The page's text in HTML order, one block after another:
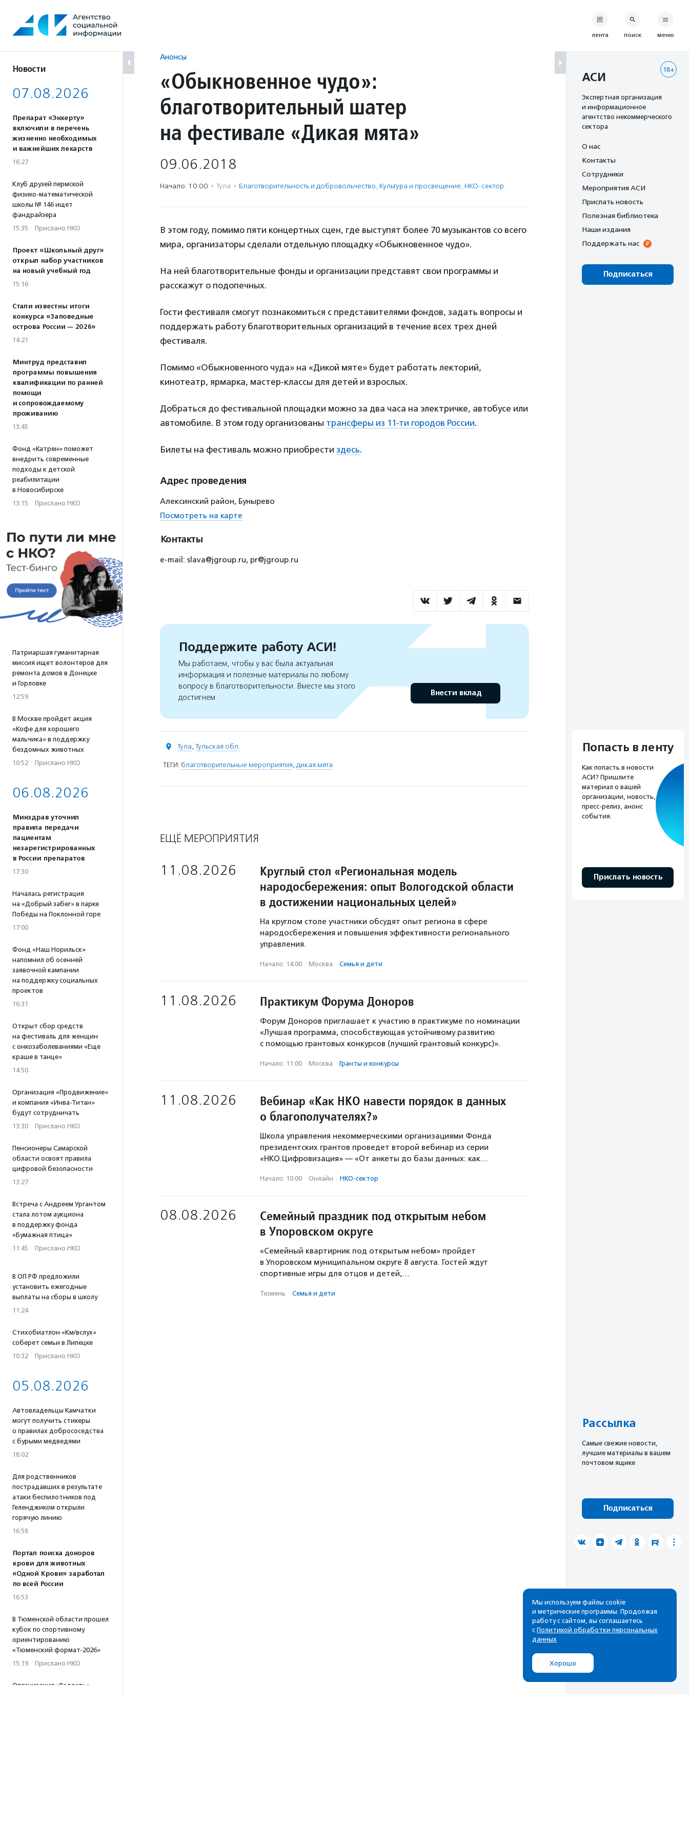
содержанию
Новости
07.08.2026
Препарат «Энхерту»
включили в перечень
жизненно необходимых
и важнейших лекарств
16:27
Клуб друзей пермской
физико-математической
школы № 146 ищет
фандрайзера
15:35 · Прислано НКО
Проект «Школьный друг»
открыл набор участников
на новый учебный год
15:16
Стали известны итоги
конкурса «Заповедные
острова России — 2026»
14:21
Минтруд представил
программы повышения
квалификации по ранней
помощи
и сопровождаемому
проживанию
13:45
Фонд «Катрен» поможет
внедрить современные
подходы к детской
реабилитации
в Новосибирске
13:15 · Прислано НКО
Патриаршая гуманитарная
миссия ищет волонтеров для
ремонта домов в Донецке
и Горловке
12:59
В Москве пройдет акция
«Кофе для хорошего
мальчика» в поддержку
бездомных животных
10:52 · Прислано НКО
06.08.2026
Минздрав уточнил
правила передачи
пациентам
незарегистрированных
в России препаратов
17:30
Началась регистрация
на «Добрый забег» в парке
Победы на Поклонной горе
17:00
Фонд «Наш Норильск»
напомнил об осенней
заявочной кампании
на поддержку социальных
проектов
16:31
Открыт сбор средств
на фестиваль для женщин
с онкозаболеваниями «Еще
краше в танце»
14:50
Организация «Продвижение»
и компания «Инва-Титан»
будут сотрудничать
13:30 · Прислано НКО
Пенсионеры Самарской
области освоят правила
цифровой безопасности
13:27
Встреча с Андреем Ургантом
стала лотом аукциона
в поддержку фонда
«Бумажная птица»
11:45 · Прислано НКО
В ОП РФ предложили
установить ежегодные
выплаты на сборы в школу
11:24
Стихобиатлон «Км/вслух»
соберет семьи в Липецке
10:32 · Прислано НКО
05.08.2026
Автовладельцы Камчатки
могут получить стикеры
о правилах добрососедства
с бурыми медведями
18:02
Для родственников
пострадавших в результате
атаки беспилотников под
Геленджиком открыли
горячую линию
16:58
Портал поиска доноров
крови для животных
«Одной Крови» заработал
по всей России
16:53
В Тюменской области прошел
кубок по спортивному
ориентированию
«Тюменский формат-2026»
15:19 · Прислано НКО
Организация «Радость»
Анонсы
«Обыкновенное чудо»:
благотворительный шатер
на фестивале «Дикая мята»
09.06.2018
Начало: 10:00 · Тула · Благотвори­тель­ность и доброволь­чест­во, Культура и просвещение, НКО-сектор
В этом году, помимо пяти концертных сцен, где выступят более 70 музыкантов со всего
мира, организаторы сделали отдельную площадку «Обыкновенное чудо».
На ней благотворительные фонды и организации представят свои программы и
расскажут о подопечных.
Гости фестиваля смогут познакомиться с представителями фондов, задать вопросы и
поддержать работу благотворительных организаций в течение всех трех дней
фестиваля.
Помимо «Обыкновенного чуда» на «Дикой мяте» будет работать лекторий,
кинотеатр, ярмарка, мастер-классы для детей и взрослых.
Добраться до фестивальной площадки можно за два часа на электричке, автобусе или
автомобиле. В этом году организованы трансферы из 11-ти городов России.
Билеты на фестиваль можно приобрести здесь.
Адрес проведения
Алексинский район, Бунырево
Посмотреть на карте
Контакты
e-mail: slava@jgroup.ru, pr@jgroup.ru
Поддержите работу АСИ!
Мы работаем, чтобы у вас была актуальная
информация и полезные материалы по любому
вопросу в благотворительности. Вместе мы этого
достигнем
Внести вклад
Тула, Тульская обл.
ТЕГИ: благотворительные мероприятия, дикая мята
ЕЩЁ МЕРОПРИЯТИЯ
11.08.2026
Круглый стол «Региональная модель
народосбережения: опыт Вологодской области
в достижении национальных целей»
На круглом столе участники обсудят опыт региона в сфере
народосбережения и повышения эффективности регионального
управления.
Начало: 14:00 · Москва · Семья и дети
11.08.2026 Практикум Форума Доноров
Форум Доноров приглашает к участию в практикуме по номинации
«Лучшая программа, способствующая устойчивому развитию
с помощью грантовых конкурсов (лучший грантовый конкурс)».
Начало: 11:00 · Москва · Гранты и конкурсы
11.08.2026
Вебинар «Как НКО навести порядок в данных
о благополучателях?»
Школа управления некоммерческими организациями Фонда
президентских грантов проведет второй вебинар из серии
«НКО.Цифровизация» — «От анкеты до базы данных: как…
Начало: 10:00 · Онлайн · НКО-сектор
08.08.2026
Семейный праздник под открытым небом
в Упоровском округе
«Семейный квартирник под открытым небом» пройдет
в Упоровском муниципальном округе 8 августа. Гостей ждут
спортивные игры для отцов и детей,…
Тюмень · Семья и дети
лента поиск меню
18+
АСИ
Экспертная организация
и информационное
агентство некоммерческого
сектора
О нас
Контакты
Сотрудники
Мероприятия АСИ
Прислать новость
Полезная библиотека
Наши издания
Поддержать нас
Подписаться
Попасть в ленту
Как попасть в новости
АСИ? Пришлите
материал о вашей
организации, новость,
пресс-релиз, анонс
события.
Прислать новость
Рассылка
Cамые свежие новости,
лучшие материалы в вашем
почтовом ящике
Подписаться
Мы используем файлы cookie
и метрические программы. Продолжая
работу с сайтом, вы соглашаетесь
с Политикой обработки персональных
данных
Хорошо